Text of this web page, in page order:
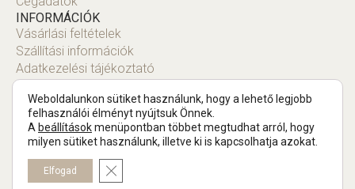
INFORMÁCIÓK
Vásárlási feltételek
Szállítási információk
Adatkezelési tájékoztató
Copyright © 2025 Tompa Ékszer.
Weboldalunkon sütiket használunk, hogy a lehető legjobb
felhasználói élményt nyújtsuk Önnek.
A beállításokmenüpontban többet megtudhat arról, hogy
milyen sütiket használunk, illetve ki is kapcsolhatja azokat.
Elfogad Close GDPR Cookie Banner